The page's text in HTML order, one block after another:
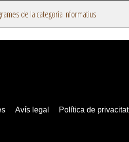
de la categoria informatius
Avís legal Política de privacitat